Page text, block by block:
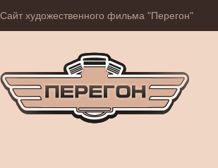
Сайт художественного фильма "Перегон"